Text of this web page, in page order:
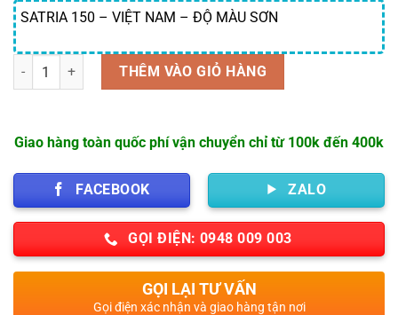
SATRIA 150 – VIỆT NAM – ĐỘ MÀU SƠN
Số lượng THÊM VÀO GIỎ HÀNG
Giao hàng toàn quốc phí vận chuyển chỉ từ 100k đến 400k
FACEBOOK ZALO
GỌI ĐIỆN: 0948 009 003
GỌI LẠI TƯ VẤN
Gọi điện xác nhận và giao hàng tận nơi